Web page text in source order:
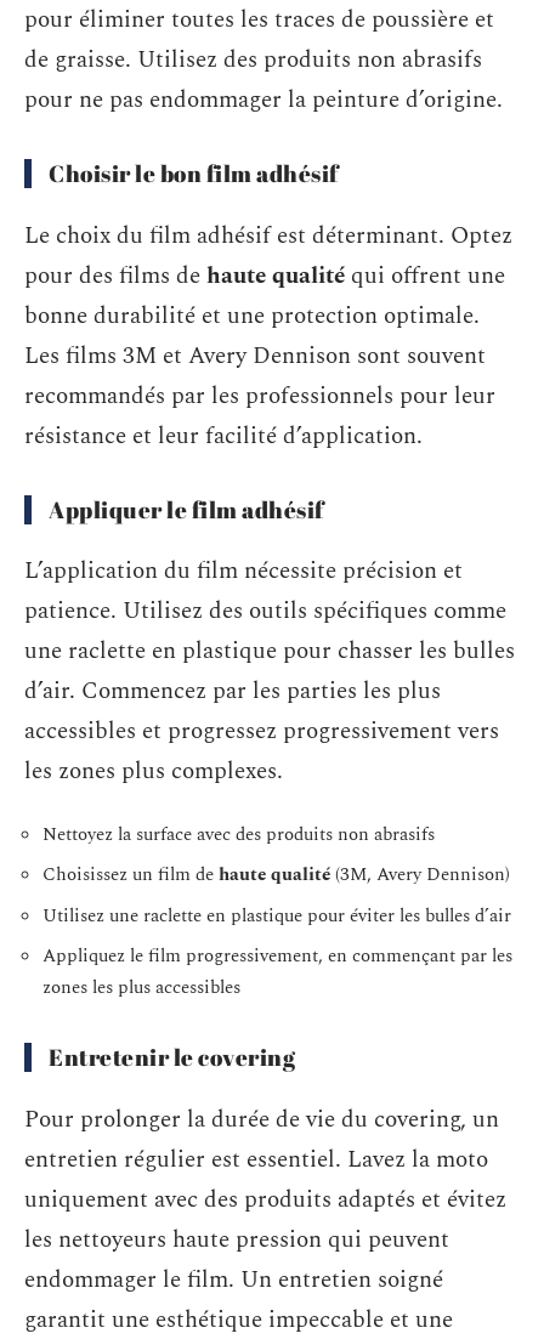
pour éliminer toutes les traces de poussière et
de graisse. Utilisez des produits non abrasifs
pour ne pas endommager la peinture d’origine.
Choisir le bon film adhésif
Le choix du film adhésif est déterminant. Optez
pour des films dehaute qualité qui offrent une
bonne durabilité et une protection optimale.
Les films 3M et Avery Dennison sont souvent
recommandés par les professionnels pour leur
résistance et leur facilité d’application.
Appliquer le film adhésif
L’application du film nécessite précision et
patience. Utilisez des outils spécifiques comme
une raclette en plastique pour chasser les bulles
d’air. Commencez par les parties les plus
accessibles et progressez progressivement vers
les zones plus complexes.
Nettoyez la surface avec des produits non abrasifs
Choisissez un film dehaute qualité(3M, Avery Dennison)
Utilisez une raclette en plastique pour éviter les bulles d’air
Appliquez le film progressivement, en commençant par les
zones les plus accessibles
Entretenir le covering
Pour prolonger la durée de vie du covering, un
entretien régulier est essentiel. Lavez la moto
uniquement avec des produits adaptés et évitez
les nettoyeurs haute pression qui peuvent
endommager le film. Un entretien soigné
garantit une esthétique impeccable et une